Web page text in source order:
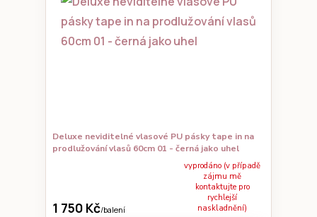
Deluxe neviditelné vlasové PU pásky tape in na
prodlužování vlasů 60cm 01 - černá jako uhel
1 750 Kč/balení
vyprodáno (v případě
zájmu mě
kontaktujte pro
rychlejší
naskladnění)